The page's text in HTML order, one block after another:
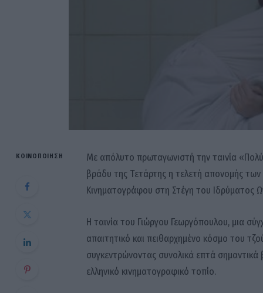
ΚΟΙΝΟΠΟΊΗΣΗ
Με απόλυτο πρωταγωνιστή την ταινία
βράδυ της Τετάρτης η τελετή απονομής των
Κινηματογράφου στη Στέγη του Ιδρύματος
Η ταινία του Γιώργου Γεωργόπουλου, μια
απαιτητικό και πειθαρχημένο κόσμο του
συγκεντρώνοντας συνολικά επτά
ελληνικό κινηματογραφικό τοπίο.